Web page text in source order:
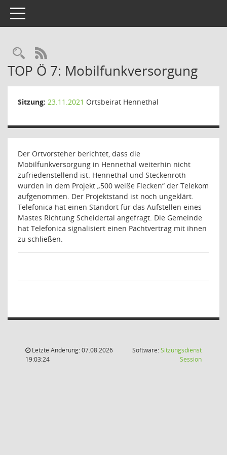
Toggle navigation
Rechercheauswahl
RSS-Feed
TOP Ö 7: Mobilfunkversorgung
Sitzung: 23.11.2021 Ortsbeirat Hennethal
Der Ortvorsteher berichtet, dass die
Mobilfunkversorgung in Hennethal weiterhin nicht
zufriedenstellend ist. Hennethal und Steckenroth
wurden in dem Projekt „500 weiße Flecken“ der Telekom
aufgenommen. Der Projektstand ist noch ungeklärt.
Telefonica hat einen Standort für das Aufstellen eines
Mastes Richtung Scheidertal angefragt. Die Gemeinde
hat Telefonica signalisiert einen Pachtvertrag mit ihnen
zu schließen.
Letzte Änderung: 07.08.2026
19:03:24
Software:Sitzungsdienst
Session(Wird in